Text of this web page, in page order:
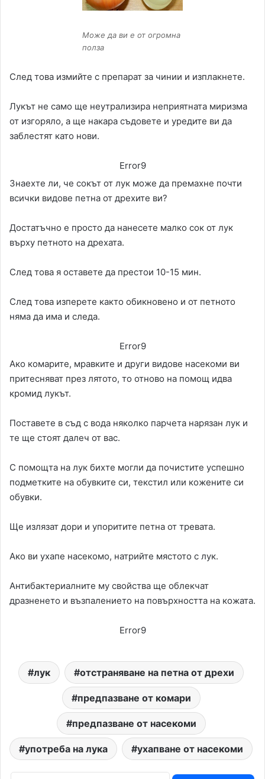
Може да ви е от огромна
полза
След това измийте с препарат за чинии и изплакнете.
Лукът не само ще неутрализира неприятната миризма
от изгоряло, а ще накара съдовете и уредите ви да
заблестят като нови.
Error9
Знаехте ли, че сокът от лук може да премахне почти
всички видове петна от дрехите ви?
Достатъчно е просто да нанесете малко сок от лук
върху петното на дрехата.
След това я оставете да престои 10-15 мин.
След това изперете както обикновено и от петното
няма да има и следа.
Error9
Ако комарите, мравките и други видове насекоми ви
притесняват през лятото, то отново на помощ идва
кромид лукът.
Поставете в съд с вода няколко парчета нарязан лук и
те ще стоят далеч от вас.
С помощта на лук бихте могли да почистите успешно
подметките на обувките си, текстил или кожените си
обувки.
Ще излязат дори и упоритите петна от тревата.
Ако ви ухапе насекомо, натрийте мястото с лук.
Антибактериалните му свойства ще облекчат
дразненето и възпалението на повърхността на кожата.
Error9
лук отстраняване на петна от дрехи
предпазване от комари
предпазване от насекоми
употреба на лука ухапване от насекоми